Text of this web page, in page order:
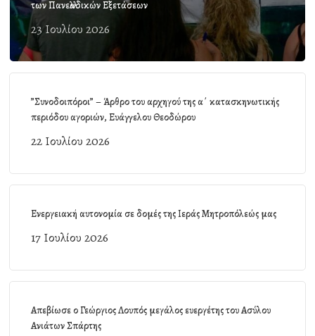
των Πανελλαδικών Εξετάσεων
23 Ιουλίου 2026
”Συνοδοιπόροι” – Άρθρο του αρχηγού της α΄ κατασκηνωτικής
περιόδου αγοριών, Ευάγγελου Θεοδώρου
22 Ιουλίου 2026
Ενεργειακή αυτονομία σε δομές της Ιεράς Μητροπόλεώς μας
17 Ιουλίου 2026
Απεβίωσε ο Γεώργιος Λουπός μεγάλος ευεργέτης του Ασύλου
Ανιάτων Σπάρτης